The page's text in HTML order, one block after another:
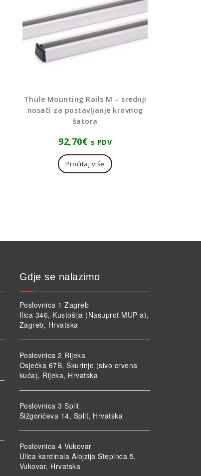
Thule Mounting Rails M – srednji
nosači za postavljanje krovnog
šatora
92,70€ s PDV
Pročitaj više
Gdje se nalazimo
Poslovnica 1 Zagreb
Ilica 346, Kustošija (Nasuprot MUP-a),
Zagreb, Hrvatska
Poslovnica 2 Rijeka
Osječka 67B, Škurinje (sivo crvena
kuća), Rijeka, Hrvatska
Poslovnica 3 Split
Šižgorićeva 14, Split, Hrvatska
Poslovnica 4 Vukovar
Ulica kardinala Alojzija Stepinca 5,
Vukovar, Hrvatska